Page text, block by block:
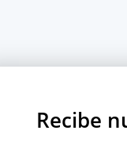
Recibe